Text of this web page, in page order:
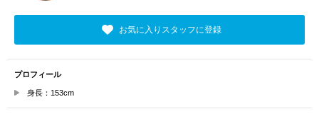
お気に入りスタッフに登録
プロフィール
身長：153cm